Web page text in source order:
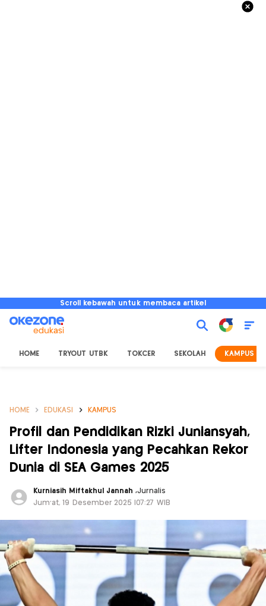
Scroll kebawah untuk membaca artikel
HOME TRYOUT UTBK TOKCER SEKOLAH KAMPUS
HOME EDUKASI KAMPUS
Profil dan Pendidikan Rizki Juniansyah,
Lifter Indonesia yang Pecahkan Rekor
Dunia di SEA Games 2025
Kurniasih Miftakhul Jannah,Jurnalis
Jum'at, 19 Desember 2025 |07:27 WIB